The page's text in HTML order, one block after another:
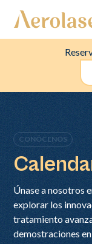
CONÓCENOS
Únase a nosotros
explorar los
tratamiento
demostraciones